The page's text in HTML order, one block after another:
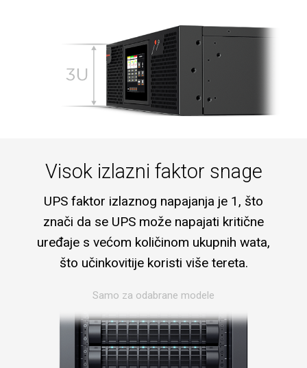
Visok izlazni faktor snage
UPS faktor izlaznog napajanja je 1, što
znači da se UPS može napajati kritične
uređaje s većom količinom ukupnih wata,
što učinkovitije koristi više tereta.
Samo za odabrane modele